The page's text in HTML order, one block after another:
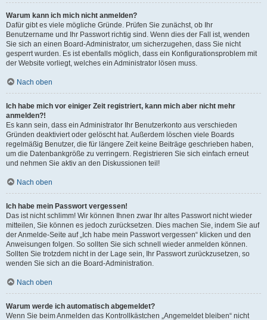
Warum kann ich mich nicht anmelden?
Dafür gibt es viele mögliche Gründe. Prüfen Sie zunächst, ob Ihr
Benutzername und Ihr Passwort richtig sind. Wenn dies der Fall ist, wenden
Sie sich an einen Board-Administrator, um sicherzugehen, dass Sie nicht
gesperrt wurden. Es ist ebenfalls möglich, dass ein Konfigurationsproblem mit
der Website vorliegt, welches ein Administrator lösen muss.
Nach oben
Ich habe mich vor einiger Zeit registriert, kann mich aber nicht mehr
anmelden?!
Es kann sein, dass ein Administrator Ihr Benutzerkonto aus verschieden
Gründen deaktiviert oder gelöscht hat. Außerdem löschen viele Boards
regelmäßig Benutzer, die für längere Zeit keine Beiträge geschrieben haben,
um die Datenbankgröße zu verringern. Registrieren Sie sich einfach erneut
und nehmen Sie aktiv an den Diskussionen teil!
Nach oben
Ich habe mein Passwort vergessen!
Das ist nicht schlimm! Wir können Ihnen zwar Ihr altes Passwort nicht wieder
mitteilen, Sie können es jedoch zurücksetzen. Dies machen Sie, indem Sie auf
der Anmelde-Seite auf „Ich habe mein Passwort vergessen“ klicken und den
Anweisungen folgen. So sollten Sie sich schnell wieder anmelden können.
Sollten Sie trotzdem nicht in der Lage sein, Ihr Passwort zurückzusetzen, so
wenden Sie sich an die Board-Administration.
Nach oben
Warum werde ich automatisch abgemeldet?
Wenn Sie beim Anmelden das Kontrollkästchen „Angemeldet bleiben“ nicht